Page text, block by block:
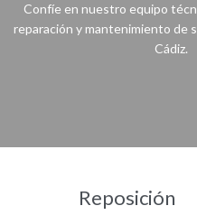
Confíe en nuestro equipo
reparación y mantenimiento de
Cádiz.
Reposición